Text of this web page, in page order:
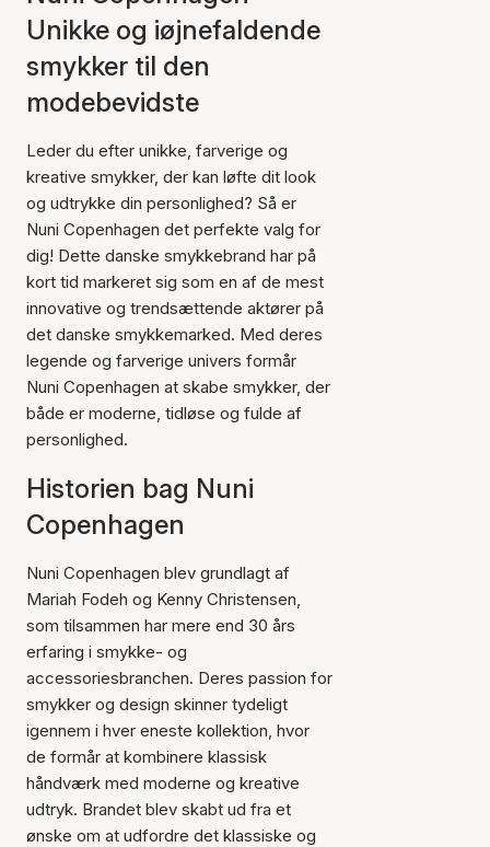
Unikke og iøjnefaldende
smykker til den
modebevidste
Leder du efter unikke, farverige og
kreative smykker, der kan løfte dit look
og udtrykke din personlighed? Så er
Nuni Copenhagen det perfekte valg for
dig! Dette danske smykkebrand har på
kort tid markeret sig som en af de mest
innovative og trendsættende aktører på
det danske smykkemarked. Med deres
legende og farverige univers formår
Nuni Copenhagen at skabe smykker, der
både er moderne, tidløse og fulde af
personlighed.
Historien bag Nuni
Copenhagen
Nuni Copenhagen blev grundlagt af
Mariah Fodeh og Kenny Christensen,
som tilsammen har mere end 30 års
erfaring i smykke- og
accessoriesbranchen. Deres passion for
smykker og design skinner tydeligt
igennem i hver eneste kollektion, hvor
de formår at kombinere klassisk
håndværk med moderne og kreative
udtryk. Brandet blev skabt ud fra et
ønske om at udfordre det klassiske og